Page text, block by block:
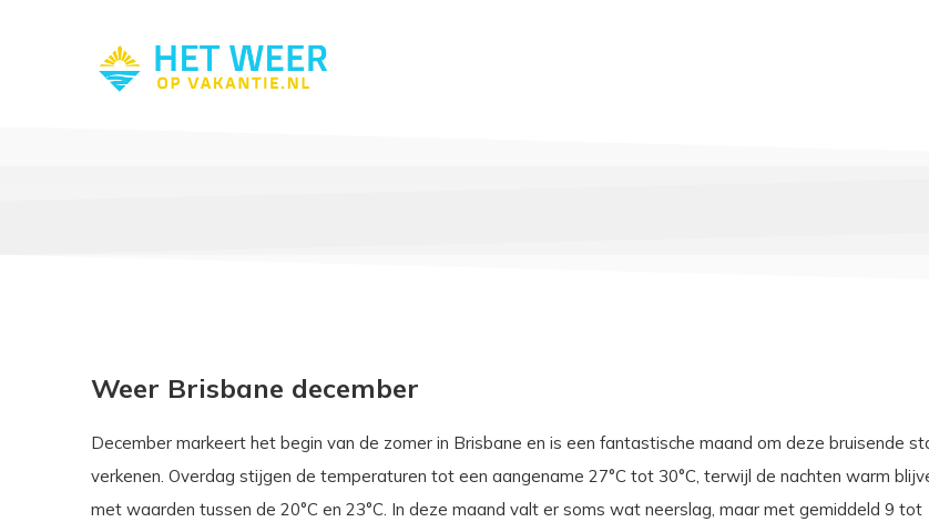
Weer Brisbane december
December markeert het begin van de zomer in Brisbane en is een fantastische maand om deze bruisende
verkenen. Overdag stijgen de temperaturen tot een aangename 27°C tot 30°C, terwijl de nachten warm
met waarden tussen de 20°C en 23°C. In deze maand valt er soms wat neerslag, maar met gemiddeld 9 tot